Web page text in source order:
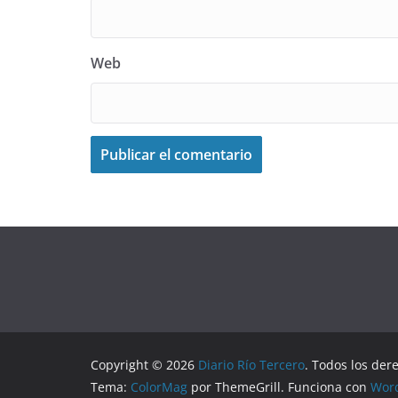
Web
Copyright © 2026 Diario Río Tercero. Todos los
Tema: ColorMag por ThemeGrill. Funciona con